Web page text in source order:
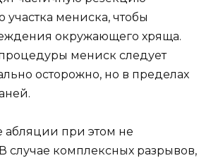
мениска, чтобы
окружающего хряща.
мениск следует
осторожно, но в пределах
абляции при этом не
случае комплексных разрывов,